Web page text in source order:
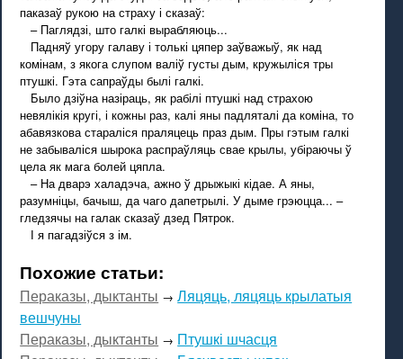
паказаў рукою на страху і сказаў:
– Паглядзі, што галкі вырабляюць...
Падняў угору галаву і толькі цяпер заўважыў, як над
комінам, з якога слупом валіў густы дым, кружыліся тры
птушкі. Гэта сапраўды былі галкі.
Было дзіўна назіраць, як рабілі птушкі над страхою
невялікія кругі, і кожны раз, калі яны падляталі да коміна, то
абавязкова стараліся праляцець праз дым. Пры гэтым галкі
не забываліся шырока распраўляць свае крылы, убіраючы ў
цела як мага болей цяпла.
– На дварэ халадэча, ажно ў дрыжыкі кідае. А яны,
разумніцы, бачыш, да чаго дапетрылі. У дыме грэюцца... –
гледзячы на галак сказаў дзед Пятрок.
І я пагадзіўся з ім.
Похожие статьи:
Пераказы, дыктанты →Ляцяць, ляцяць крылатыя
вешчуны
Пераказы, дыктанты → Птушкі шчасця